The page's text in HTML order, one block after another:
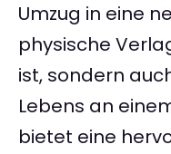
Umzug in eine
physische
ist, sondern
Lebens an
bietet eine